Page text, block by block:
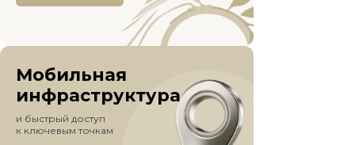
и быстрый доступ
к ключевым точкам
Мобильная
инфраструктура